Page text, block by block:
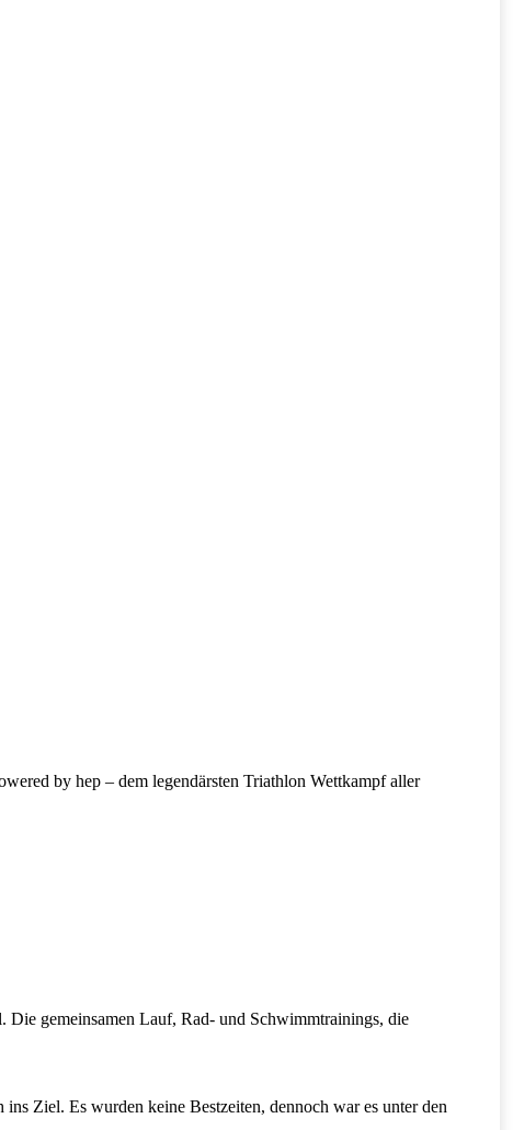
by hep – dem legendärsten Triathlon Wettkampf aller
gemeinsamen Lauf, Rad- und Schwimmtrainings, die
Ziel. Es wurden keine Bestzeiten, dennoch war es unter den